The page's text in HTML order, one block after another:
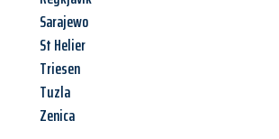
Sarajewo
St Helier
Triesen
Tuzla
Zenica